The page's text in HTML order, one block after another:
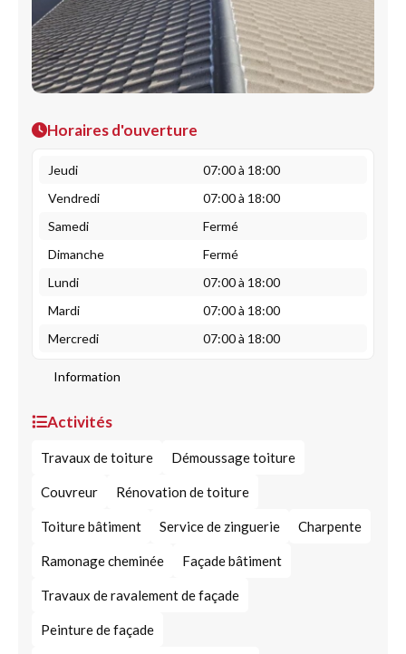
Horaires d'ouverture
Jeudi
07:00 à 18:00
Vendredi
07:00 à 18:00
Samedi
Fermé
Dimanche
Fermé
Lundi
07:00 à 18:00
Mardi
07:00 à 18:00
Mercredi
07:00 à 18:00
Information
Activités
Travaux de toiture Démoussage toiture
Couvreur Rénovation de toiture
Toiture bâtiment Service de zinguerie Charpente
Ramonage cheminée Façade bâtiment
Travaux de ravalement de façade
Peinture de façade